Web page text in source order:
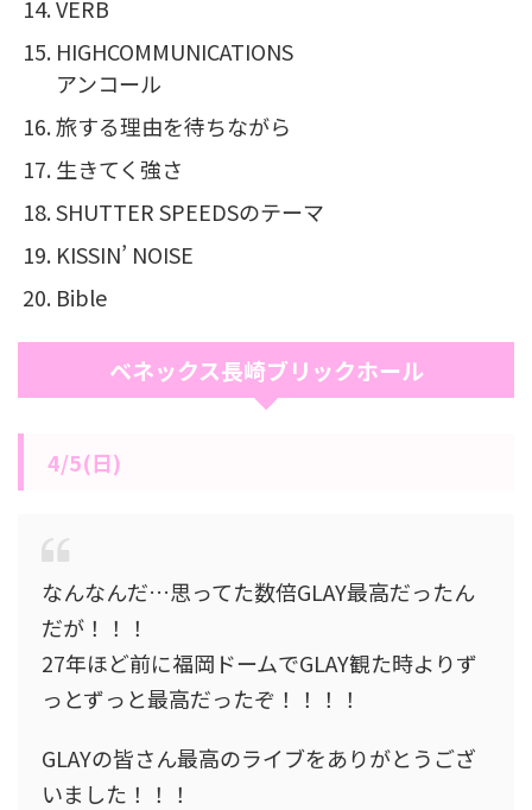
VERB
HIGHCOMMUNICATIONS
アンコール
旅する理由を待ちながら
生きてく強さ
SHUTTER SPEEDSのテーマ
KISSIN’ NOISE
Bible
ベネックス長崎ブリックホール
4/5(日)
なんなんだ…思ってた数倍GLAY最高だったん
だが！！！
27年ほど前に福岡ドームでGLAY観た時よりず
っとずっと最高だったぞ！！！！
GLAYの皆さん最高のライブをありがとうござ
いました！！！